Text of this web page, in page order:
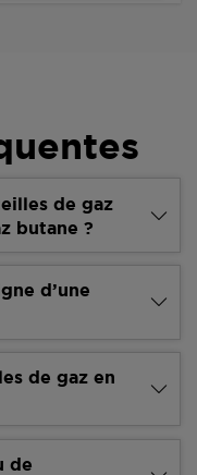
de gaz
butane ?
d’une
de gaz en
de